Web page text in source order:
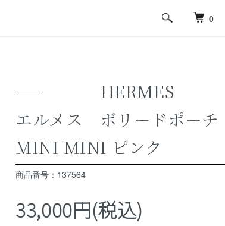
0
HERMES
エルメス ボリードポーチ
MINI MINI ピンク
商品番号：137564
33,000円(税込)